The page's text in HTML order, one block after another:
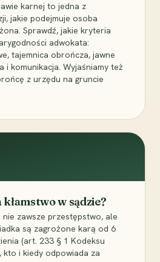
karnej to jedna z
jakie podejmuje osoba
Sprawdź, jakie kryteria
adwokata:
tajemnica obrończa, jawne
i komunikacja. Wyjaśniamy też
z urzędu na gruncie
w sądzie?
nie zawsze przestępstwo, ale
są zagrożone karą od 6
(art. 233 § 1 Kodeksu
kto i kiedy odpowiada za